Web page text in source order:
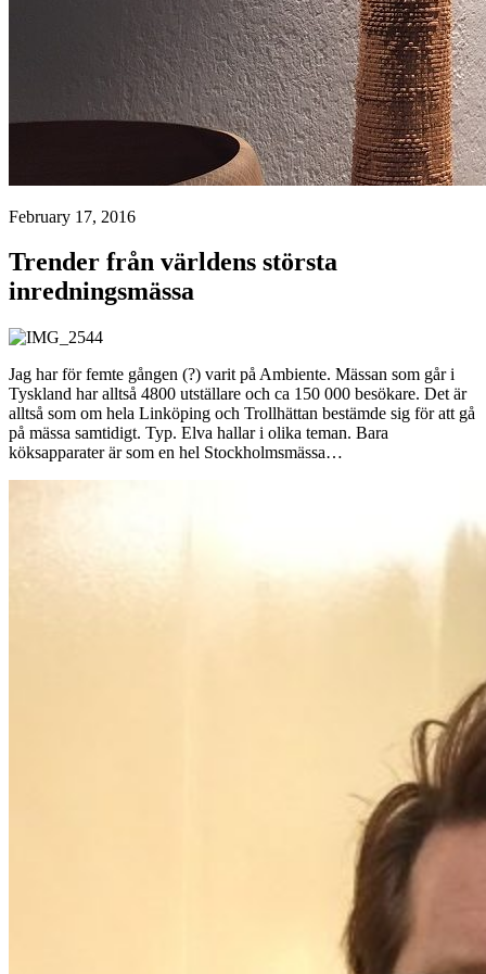
February 17, 2016
Trender från världens största
inredningsmässa
Jag har för femte gången (?) varit på Ambiente. Mässan som går i
Tyskland har alltså 4800 utställare och ca 150 000 besökare. Det är
alltså som om hela Linköping och Trollhättan bestämde sig för att gå
på mässa samtidigt. Typ. Elva hallar i olika teman. Bara
köksapparater är som en hel Stockholmsmässa…